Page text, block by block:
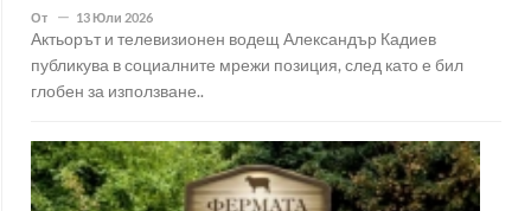
От 13 Юли 2026
Актьорът и телевизионен водещ Александър Кадиев
публикува в социалните мрежи позиция, след като е бил
глобен за използване..